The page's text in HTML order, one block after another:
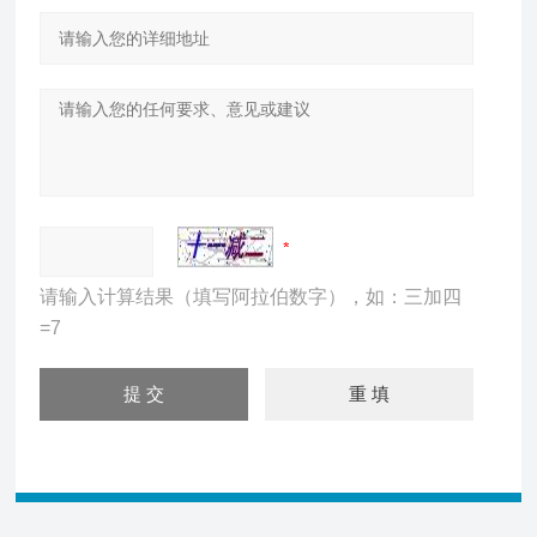
请输入计算结果（填写阿拉伯数字），如：三加四
=7